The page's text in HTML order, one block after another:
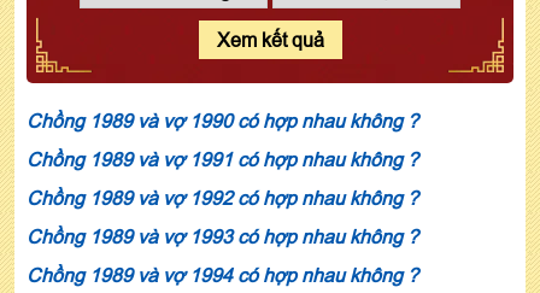
Xem kết quả
Chồng 1989 và vợ 1990 có hợp nhau không ?
Chồng 1989 và vợ 1991 có hợp nhau không ?
Chồng 1989 và vợ 1992 có hợp nhau không ?
Chồng 1989 và vợ 1993 có hợp nhau không ?
Chồng 1989 và vợ 1994 có hợp nhau không ?